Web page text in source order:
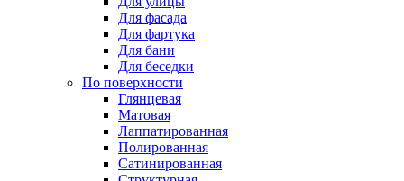
Для фасада
Для фартука
Для бани
Для беседки
По поверхности
Глянцевая
Матовая
Лаппатированная
Полированная
Сатинированная